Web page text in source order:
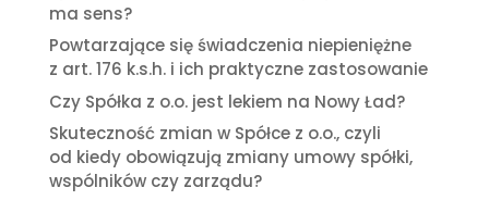
ma sens?
Powtarzające się świadczenia niepieniężne
z art. 176 k.s.h. i ich praktyczne zastosowanie
Czy Spółka z o.o. jest lekiem na Nowy Ład?
Skuteczność zmian w Spółce z o.o., czyli
od kiedy obowiązują zmiany umowy spółki,
wspólników czy zarządu?